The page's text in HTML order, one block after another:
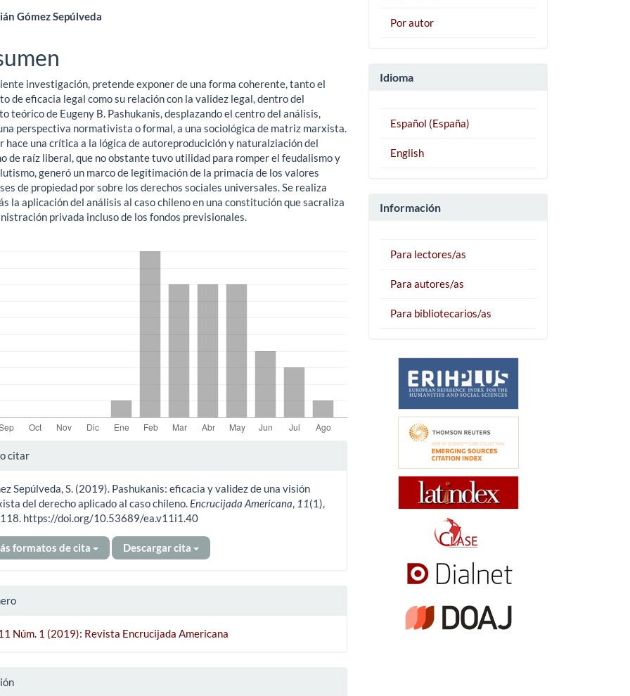
Gómez Sepúlveda
investigación, pretende exponer de una forma coherente, tanto el
de eficacia legal como su relación con la validez legal, dentro del
teórico de Eugeny B. Pashukanis, desplazando el centro del análisis,
perspectiva normativista o formal, a una sociológica de matriz marxista.
hace una crítica a la lógica de autoreproducición y naturalziación del
de raíz liberal, que no obstante tuvo utilidad para romper el feudalismo y
generó un marco de legitimación de la primacía de los valores
de propiedad por sobre los derechos sociales universales. Se realiza
la aplicación del análisis al caso chileno en una constitución que sacraliza
privada incluso de los fondos previsionales.
citar
Sepúlveda, S. (2019). Pashukanis: eficacia y validez de una visión
del derecho aplicado al caso chileno. Encrucijada Americana 11(1),
https://doi.org/10.53689/ea.v11i1.40
formatos de cita Descargar cita
Núm. 1 (2019): Revista Encrucijada Americana
Por autor
Idioma
Español (España)
English
Información
Para lectores/as
Para autores/as
Para bibliotecarios/as